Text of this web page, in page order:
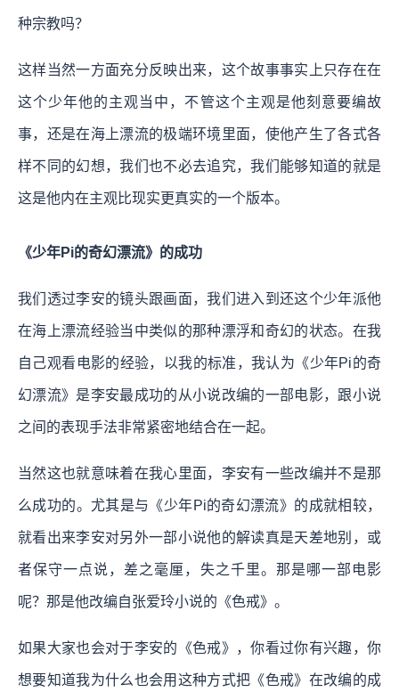
种宗教吗？
这样当然一方面充分反映出来，这个故事事实上只存在在
这个少年他的主观当中，不管这个主观是他刻意要编故
事，还是在海上漂流的极端环境里面，使他产生了各式各
样不同的幻想，我们也不必去追究，我们能够知道的就是
这是他内在主观比现实更真实的一个版本。
《少年Pi的奇幻漂流》的成功
我们透过李安的镜头跟画面，我们进入到还这个少年派他
在海上漂流经验当中类似的那种漂浮和奇幻的状态。在我
自己观看电影的经验，以我的标准，我认为《少年Pi的奇
幻漂流》是李安最成功的从小说改编的一部电影，跟小说
之间的表现手法非常紧密地结合在一起。
当然这也就意味着在我心里面，李安有一些改编并不是那
么成功的。尤其是与《少年Pi的奇幻漂流》的成就相较，
就看出来李安对另外一部小说他的解读真是天差地别，或
者保守一点说，差之毫厘，失之千里。那是哪一部电影
呢？那是他改编自张爱玲小说的《色戒》。
如果大家也会对于李安的《色戒》，你看过你有兴趣，你
想要知道我为什么也会用这种方式把《色戒》在改编的成